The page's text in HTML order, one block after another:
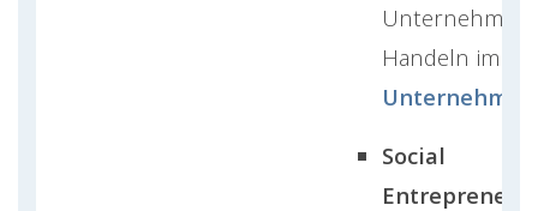
Handeln im
Unternehmen
Social